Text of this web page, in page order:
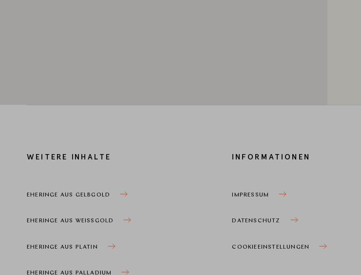
WEITERE INHALTE
EHERINGE AUS GELBGOLD
EHERINGE AUS WEISSGOLD
EHERINGE AUS PLATIN
EHERINGE AUS PALLADIUM
INFORMATIONEN
IMPRESSUM
DATENSCHUTZ
COOKIEEINSTELLUNGEN